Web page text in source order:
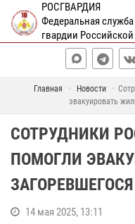
РОСГВАРДИЯ
Федеральная
гвардии
Главная Новости
эвакуировать
СОТРУДНИКИ
ПОМОГЛИ
14 мая 2025, 13:11